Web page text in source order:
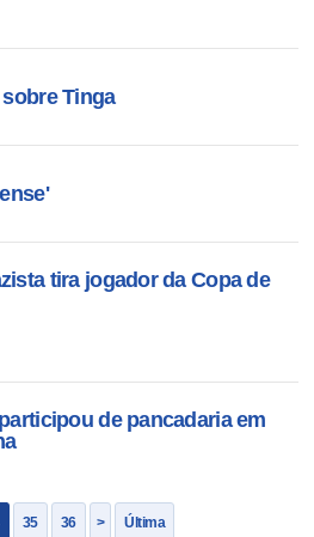
Tinga
tira jogador da Copa de
de pancadaria em
35 36 > Última